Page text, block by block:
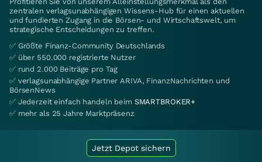
zentralen verlagsunabhängigen Wissens-Hub für einen aktuellen
und fundierten Zugang in die Börsen- und Wirtschaftswelt, um
strategische Entscheidungen zu treffen.
✅ Größte Finanz-Community Deutschlands
✅ über 550.000 registrierte Nutzer
✅ rund 2.000 Beiträge pro Tag
✅ verlagsunabhängige Partner ARIVA, FinanzNachrichten und
BörsenNews
✅ Jederzeit einfach handeln beim SMARTBROKER+
✅ mehr als 25 Jahre Marktpräsenz
Jetzt Depot sichern